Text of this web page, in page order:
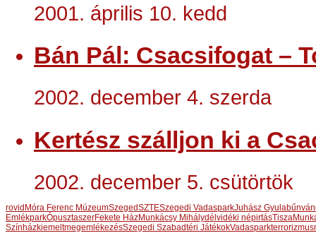
2001. április 10. kedd
Bán Pál: Csacsifogat –
2002. december 4. szerda
Kertész szálljon ki a
2002. december 5. csütörtök
rovid Móra Ferenc MúzeumSzegedSZTESzegedi VadasparkJuhász Gyula
EmlékparkÓpusztaszerFekete HázMunkácsy Mihálydélvidéki népirtásTisza
SzínházkiemeltmegemlékezésSzegedi Szabadtéri JátékokVadasparkterrorizmus